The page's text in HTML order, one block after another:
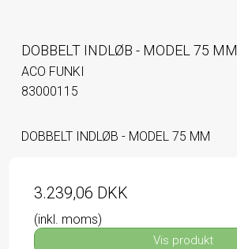
DOBBELT INDLØB - MODEL 75 MM
ACO FUNKI
83000115
DOBBELT INDLØB - MODEL 75 MM
3.239,06 DKK
(inkl. moms)
Vis produkt